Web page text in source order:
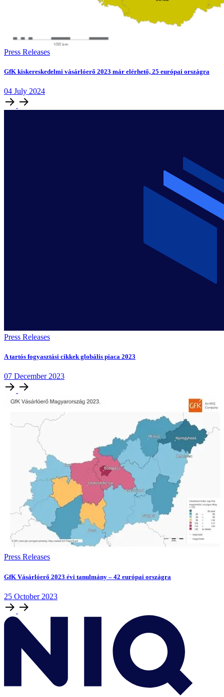
Press Releases
GfK kiskereskedelmi vásárlóerő 2023 már elérhető, 25 európai országra
04 July 2024
Press Releases
A tartós fogyasztási cikkek globális piaca 2023
07 December2023
Press Releases
GfK Vásárlóerő 2023 évi tanulmány – 42 európai országra
25 October 2023